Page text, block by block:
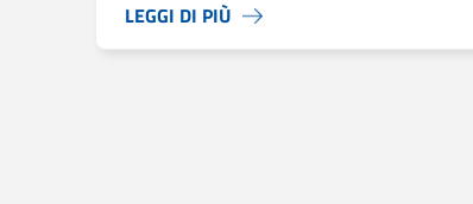
LEGGI DI PIÙ